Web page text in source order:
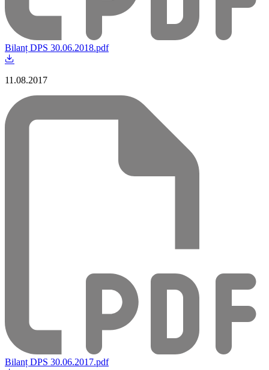
Bilanț DPS 30.06.2018.pdf
11.08.2017
Bilanț DPS 30.06.2017.pdf